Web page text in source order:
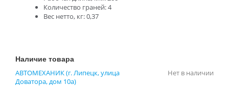
Количество граней: 4
Вес нетто, кг: 0,37
Наличие товара
АВТОМЕХАНИК (г. Липецк, улица
Доватора, дом 10а)
Нет в наличии